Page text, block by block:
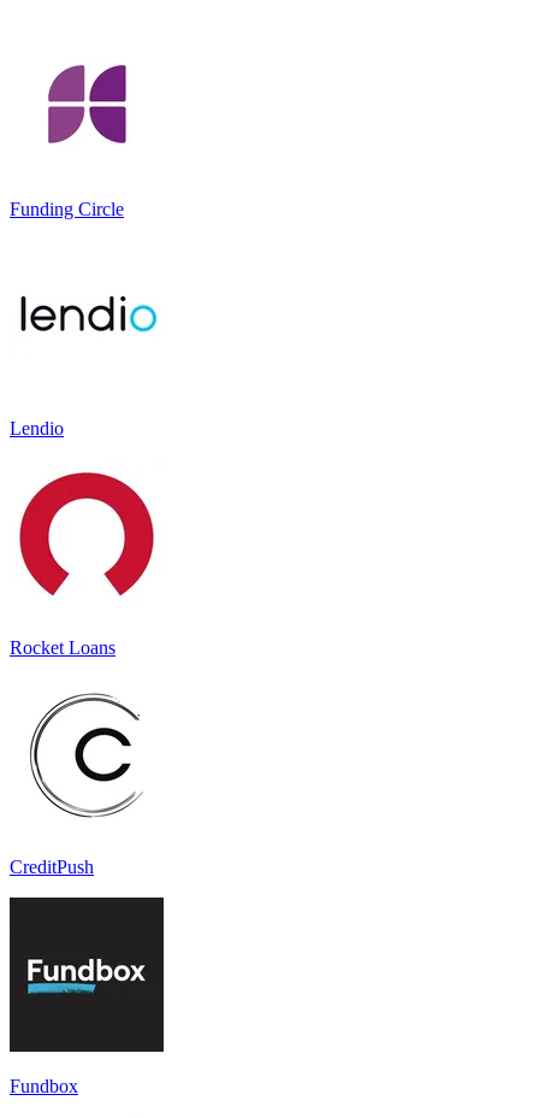
Funding Circle
Lendio
Rocket Loans
CreditPush
Fundbox